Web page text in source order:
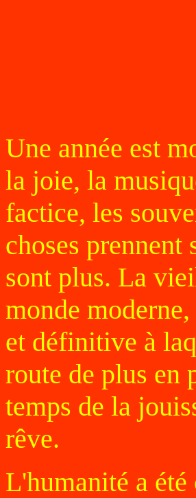
Une année est
la joie, la
factice, les
choses
sont plus. La
monde
et définitive à
route de plus en
temps de la
rêve.
L'humanité a